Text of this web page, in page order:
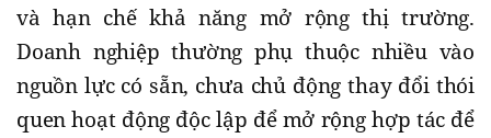
và hạn chế khả năng mở rộng thị trường.
Doanh nghiệp thường phụ thuộc nhiều vào
nguồn lực có sẵn, chưa chủ động thay đổi thói
quen hoạt động độc lập để mở rộng hợp tác để